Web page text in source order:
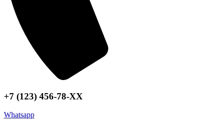
+7 (123) 456-78-ХХ
Whatsapp